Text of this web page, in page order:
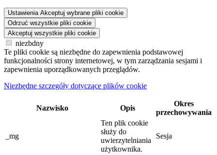
Ustawienia Akceptuj wybrane pliki cookie
Odrzuć wszystkie pliki cookie
Akceptuj wszystkie pliki cookie
niezbdny
Te pliki cookie są niezbędne do zapewnienia podstawowej
funkcjonalności strony internetowej, w tym zarządzania sesjami i
zapewnienia uporządkowanych przeglądów.
Niezbędne szczegóły dotyczące plików cookie
Nazwisko Opis
Okres
przechowywania
_mg
Ten plik cookie
służy do
uwierzytelniania
użytkownika.
Sesja